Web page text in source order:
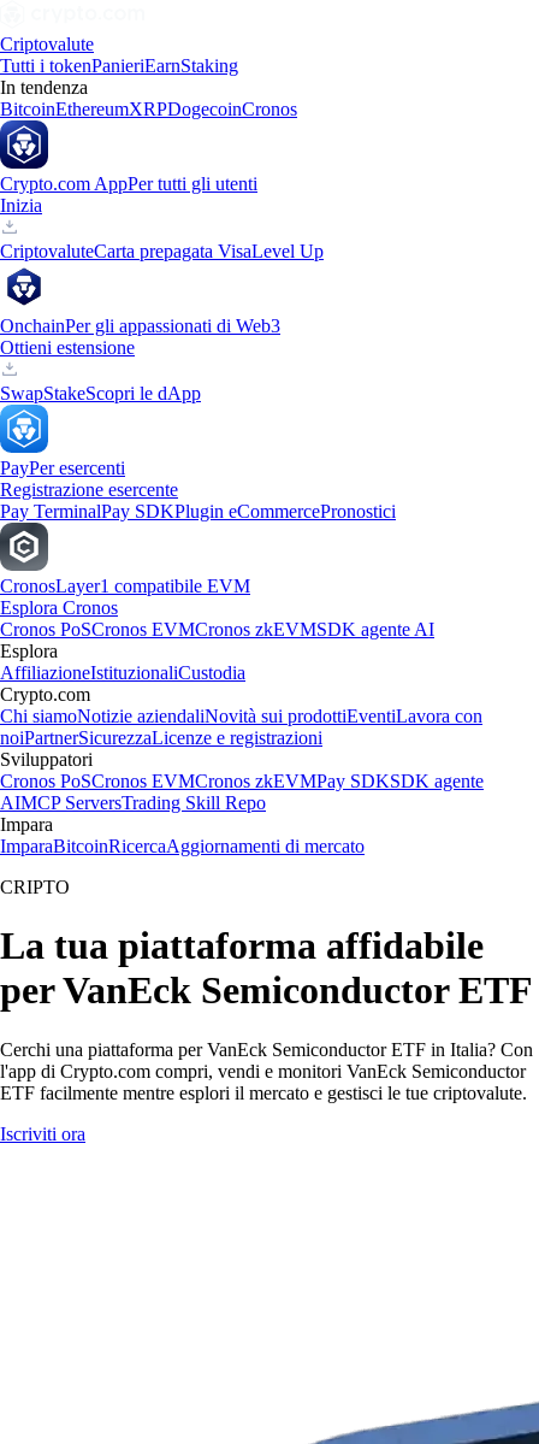
Criptovalute
Tutti i tokenPanieriEarnStaking
In tendenza
BitcoinEthereumXRPDogecoinCronos
Crypto.com AppPer tutti gli utenti
Inizia
CriptovaluteCarta prepagata VisaLevel Up
OnchainPer gli appassionati di Web3
Ottieni estensione
SwapStakeScopri le dApp
PayPer esercenti
Registrazione esercente
Pay TerminalPay SDKPlugin eCommercePronostici
CronosLayer1 compatibile EVM
Esplora Cronos
Cronos PoSCronos EVMCronos zkEVMSDK agente AI
Esplora
AffiliazioneIstituzionaliCustodia
Crypto.com
Chi siamoNotizie aziendaliNovità sui prodottiEventiLavora con
noiPartnerSicurezzaLicenze e registrazioni
Sviluppatori
Cronos PoSCronos EVMCronos zkEVMPay SDKSDK agente
AIMCP ServersTrading Skill Repo
Impara
ImparaBitcoinRicercaAggiornamenti di mercato
CRIPTO
La tua piattaforma affidabile
per VanEck Semiconductor ETF
Cerchi una piattaforma per VanEck Semiconductor ETF in Italia? Con
l'app di Crypto.com compri, vendi e monitori VanEck Semiconductor
ETF facilmente mentre esplori il mercato e gestisci le tue criptovalute.
Iscriviti ora